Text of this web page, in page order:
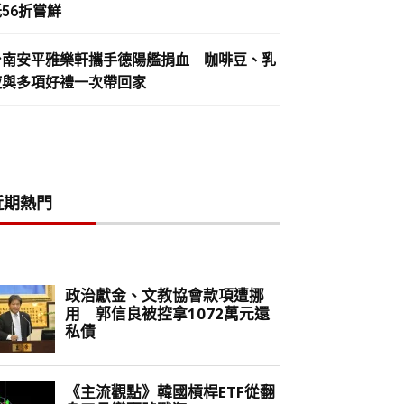
折嘗鮮
安平雅樂軒攜手德陽艦捐血 咖啡豆、乳
多項好禮一次帶回家
熱門